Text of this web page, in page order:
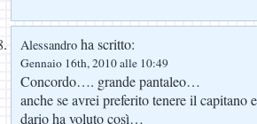
Alessandro ha scritto:
Gennaio 16th, 2010 alle 10:49
Concordo…. grande pantaleo…
anche se avrei preferito tenere il capitano
dario ha voluto così…